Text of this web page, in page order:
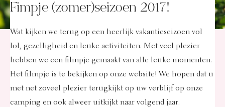
Fimpje (zomer)seizoen 2017!
Wat kijken we terug op een heerlijk vakantieseizoen vol
lol, gezelligheid en leuke activiteiten. Met veel plezier
hebben we een filmpje gemaakt van alle leuke momenten.
Het filmpje is te bekijken op onze website! We hopen dat u
met net zoveel plezier terugkijkt op uw verblijf op onze
camping en ook alweer uitkijkt naar volgend jaar.